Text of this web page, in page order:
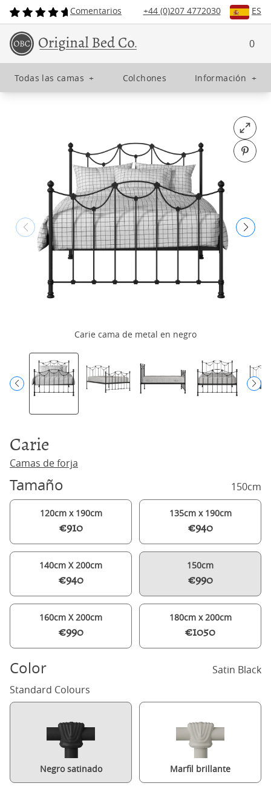
Comentarios +44 (0)207 4772030 ES
0
Todas las camas + Colchones Información +
Open
Pin
Carie cama de metal en negro
Carie
Camas de forja
Tamaño 150cm
120cm x 190cm
€910
135cm x 190cm
€940
140cm X 200cm
€940
150cm
€990
160cm X 200cm
€990
180cm x 200cm
€1050
Color
Satin Black
Standard Colours
Negro satinado Marfil brillante